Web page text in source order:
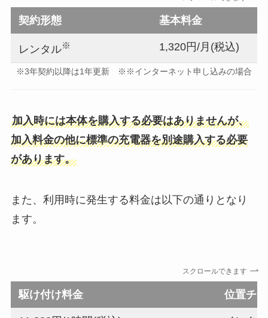
契約形態 基本料金
レンタル※ 1,320円/月(税込)
※3年契約以降は1年更新 ※※インターネット申し込みの場合
加入時には本体を購入する必要はありませんが、
加入料金の他に標準の充電器を別途購入する必要
があります。
また、利用時に発生する料金は以下の通りとなり
ます。
スクロールできます
駆け付け料金 位置チ